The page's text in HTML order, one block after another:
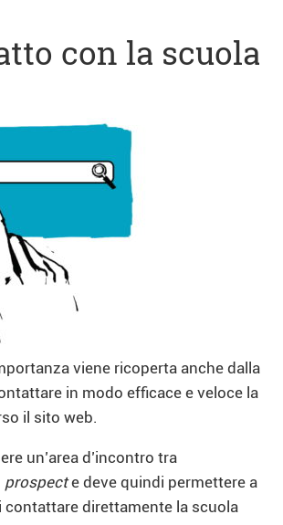
con la scuola
viene ricoperta anche dalla
in modo efficace e veloce la
il sito web.
un’area d’incontro tra
prospecte deve quindi permettere a
contattare direttamente la scuola